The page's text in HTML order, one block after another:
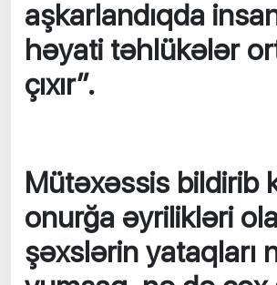
aşkarlandıqda
həyati təhlükələr
çıxır”.
Mütəxəssis bildirib
onurğa əyrilikləri
şəxslərin yataqları